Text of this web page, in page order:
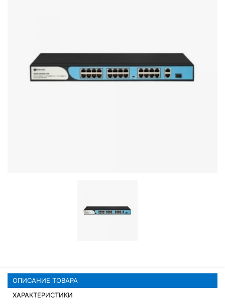
Наушники
Комплектующие ПК
ОПИСАНИЕ ТОВАРА
ХАРАКТЕРИСТИКИ